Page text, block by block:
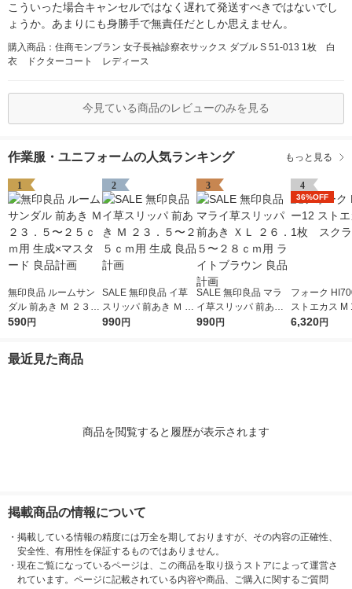
こういった場合キャンセルではなく遅れて発送すべきではないでし
ょうか。あまりにも身勝手で無責任だとしか思えません。
購入商品：住商モンブラン 女子長袖診察衣サックス ダブル S 51-013 1枚 白
衣 ドクターコート レディース
今見ている商品のレビューのみを見る
作業服・ユニフォームの人気ランキング もっと見る
1
無印良品 ルームサン
ダル 前あき Ｍ ２３．
５〜２５ｃｍ用 生成×
590円
2
SALE 無印良品 イ草
スリッパ 前あき Ｍ ２
３．５〜２５ｃｍ用
990円
3
SALE 無印良品 マラ
イ草スリッパ 前あき
ＸＬ ２６．５〜２８
990円
4
36%OFF
フォーク
ストエカス
クラブ
6,320円
最近見た商品
商品を閲覧すると履歴が表示されます
掲載商品の情報について
・ 掲載している情報の精度には万全を期しておりますが、その内容の正確性、
安全性、有用性を保証するものではありません。
・ 現在ご覧になっているページは、この商品を取り扱うストアによって運営さ
れています。ページに記載されている内容や商品、ご購入に関するご質問